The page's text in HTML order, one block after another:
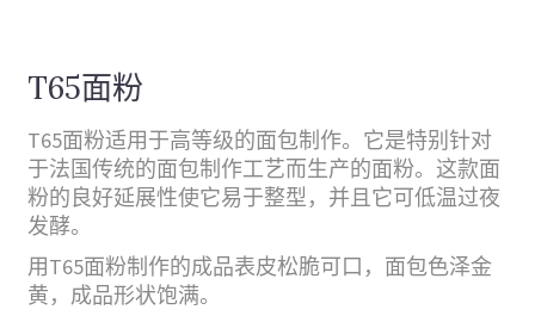
T65面粉
T65面粉适用于高等级的面包制作。它是特别针对
于法国传统的面包制作工艺而生产的面粉。这款面
粉的良好延展性使它易于整型，并且它可低温过夜
发酵。
用T65面粉制作的成品表皮松脆可口，面包色泽金
黄，成品形状饱满。